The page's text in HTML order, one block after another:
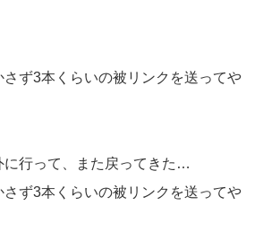
ず3本くらいの被リンクを送ってや
に行って、また戻ってきた…
ず3本くらいの被リンクを送ってや